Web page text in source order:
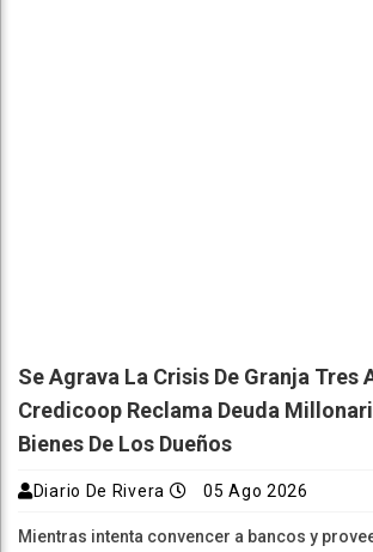
Se Agrava La Crisis De Granja Tres
Credicoop Reclama Deuda
Bienes De Los Dueños
Diario De Rivera 05 Ago 2026
Mientras intenta convencer a bancos y